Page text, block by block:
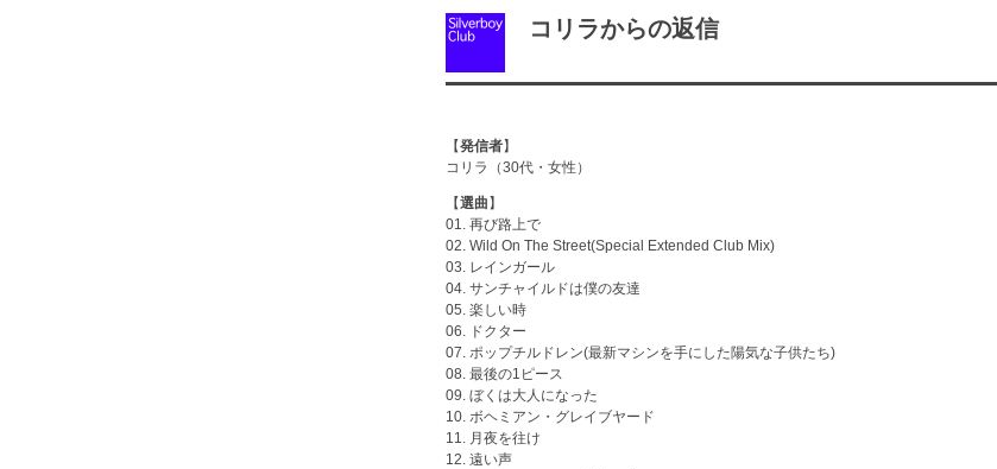
コリラからの返信
【発信者】
コリラ（30代・女性）
【選曲 】
01. 再び路上で
02. Wild On The Street(Special Extended Club Mix)
03. レインガール
04. サンチャイルドは僕の友達
05. 楽しい時
06. ドクター
07. ポップチルドレン(最新マシンを手にした陽気な子供たち)
08. 最後の1ピース
09. ぼくは大人になった
10. ボヘミアン・グレイブヤード
11. 月夜を往け
12. 遠い声